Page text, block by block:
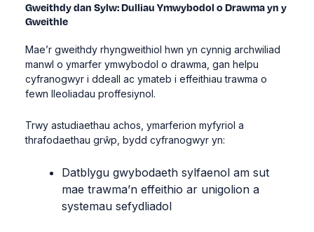
Gweithdy dan Sylw: Dulliau Ymwybodol o Drawma yn y
Gweithle
Mae’r gweithdy rhyngweithiol hwn yn cynnig archwiliad
manwl o ymarfer ymwybodol o drawma, gan helpu
cyfranogwyr i ddeall ac ymateb i effeithiau trawma o
fewn lleoliadau proffesiynol.
Trwy astudiaethau achos, ymarferion myfyriol a
thrafodaethau grŵp, bydd cyfranogwyr yn:
Datblygu gwybodaeth sylfaenol am sut
mae trawma’n effeithio ar unigolion a
systemau sefydliadol